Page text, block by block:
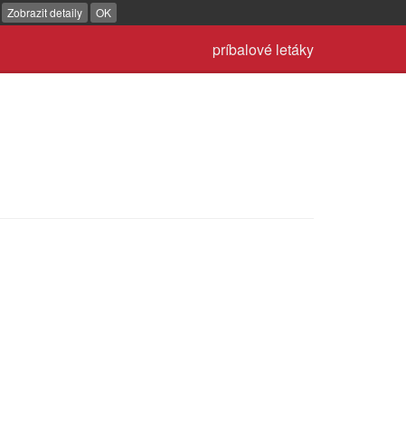
Zobrazit detaily OK
príbalové letáky